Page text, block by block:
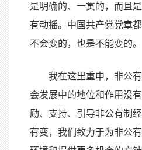
是明确的、一贯的，而且
有动摇。中国共产党党章
不会变的，也是不能变的。
我在这里重申，非公
会发展中的地位和作用没
励、支持、引导非公有制
有变，我们致力于为非公